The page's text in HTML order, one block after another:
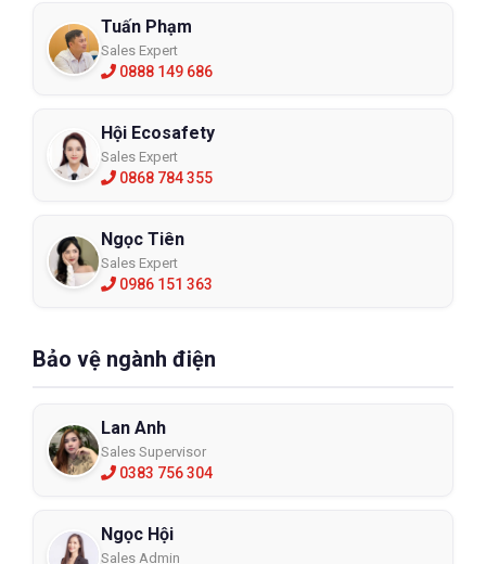
Tuấn Phạm
Sales Expert
0888 149 686
Hội Ecosafety
Sales Expert
0868 784 355
Ngọc Tiên
Sales Expert
0986 151 363
Bảo vệ ngành điện
Lan Anh
Sales Supervisor
0383 756 304
Ngọc Hội
Sales Admin